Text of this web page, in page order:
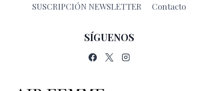
SUSCRIPCIÓN NEWSLETTER
Contacto
SÍGUENOS